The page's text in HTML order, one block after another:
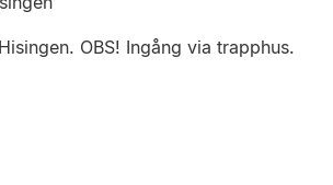
OBS! Ingång via trapphus.